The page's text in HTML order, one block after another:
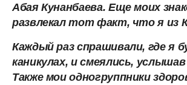
Абая Кунанбаева. Еще моих
развлекал тот факт, что я из
Каждый раз спрашивали, где я
каникулах, и смеялись,
Также мои одногруппники